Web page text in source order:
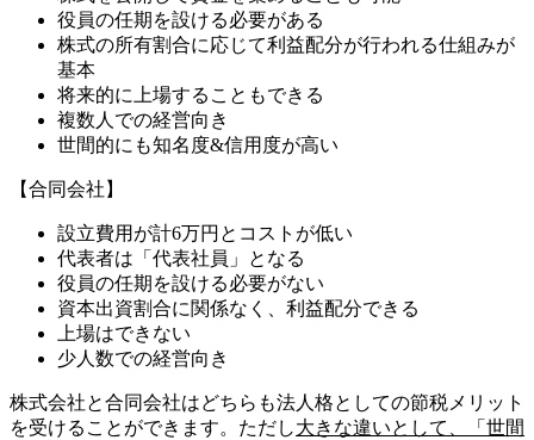
役員の任期を設ける必要がある
株式の所有割合に応じて利益配分が行われる仕組みが
基本
将来的に上場することもできる
複数人での経営向き
世間的にも知名度&信用度が高い
【合同会社】
設立費用が計6万円とコストが低い
代表者は「代表社員」となる
役員の任期を設ける必要がない
資本出資割合に関係なく、利益配分できる
上場はできない
少人数での経営向き
株式会社と合同会社はどちらも法人格としての節税メリット
を受けることができます。ただし大きな違いとして、「世間